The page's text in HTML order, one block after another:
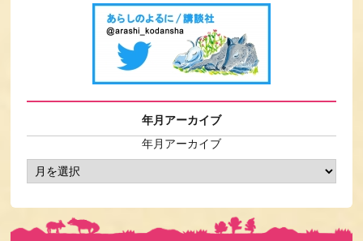
年月アーカイブ
年月アーカイブ